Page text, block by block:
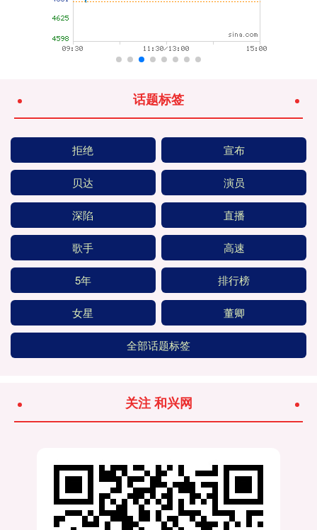
话题标签
拒绝 宣布
贝达 演员
深陷 直播
歌手 高速
5年 排行榜
女星 董卿
全部话题标签
关注 和兴网